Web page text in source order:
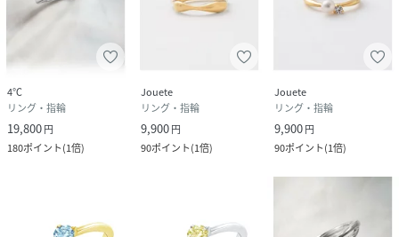
4℃
リング・指輪
19,800円
180ポイント(1倍)
Jouete
リング・指輪
9,900円
90ポイント(1倍)
Jouete
リング・指輪
9,900円
90ポイント(1倍)